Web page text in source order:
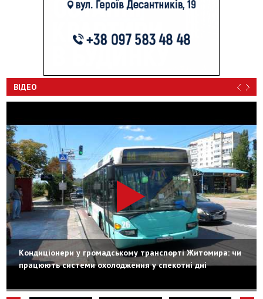
ВІДЕО
Кондиціонери у громадському транспорті Житомира: чи
працюють системи охолодження у спекотні дні